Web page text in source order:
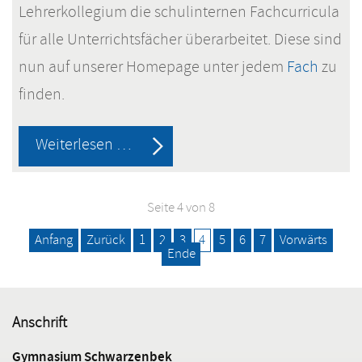
Lehrerkollegium die schulinternen Fachcurricula
für alle Unterrichtsfächer überarbeitet. Diese sind
nun auf unserer Homepage unter jedem Fach zu
finden.
Weiterlesen … Unsere
schulinternen
Fachcurricula
sind
nun
Seite 4 von 8
Anfang
Zurück 1 2 3 4 5 6 7 Vorwärts
Ende
Anschrift
Gymnasium Schwarzenbek